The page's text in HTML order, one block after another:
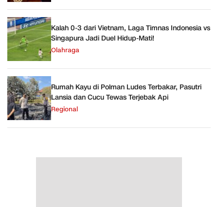
Kalah 0-3 dari Vietnam, Laga Timnas Indonesia vs
Singapura Jadi Duel Hidup-Mati!
Olahraga
Rumah Kayu di Polman Ludes Terbakar, Pasutri
Lansia dan Cucu Tewas Terjebak Api
Regional